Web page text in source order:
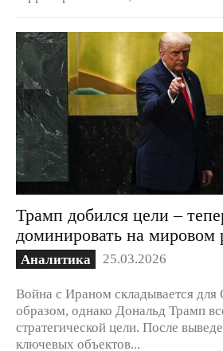
Трамп добился цели –
доминировать на
Аналитика 25.03.2026
Война с Ираном складывается
образом, однако Дональд Трамп
стратегической цели. После
ключевых объектов...